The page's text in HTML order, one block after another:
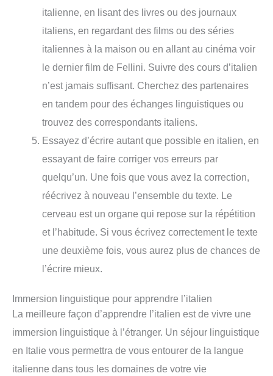
italienne, en lisant des livres ou des journaux
italiens, en regardant des films ou des séries
italiennes à la maison ou en allant au cinéma voir
le dernier film de Fellini. Suivre des cours d’italien
n’est jamais suffisant. Cherchez des partenaires
en tandem pour des échanges linguistiques ou
trouvez des correspondants italiens.
Essayez d’écrire autant que possible en italien, en
essayant de faire corriger vos erreurs par
quelqu’un. Une fois que vous avez la correction,
réécrivez à nouveau l’ensemble du texte. Le
cerveau est un organe qui repose sur la répétition
et l’habitude. Si vous écrivez correctement le texte
une deuxième fois, vous aurez plus de chances de
l’écrire mieux.
Immersion linguistique pour apprendre l’italien
La meilleure façon d’apprendre l’italien est de vivre une
immersion linguistique à l’étranger. Un séjour linguistique
en Italie vous permettra de vous entourer de la langue
italienne dans tous les domaines de votre vie